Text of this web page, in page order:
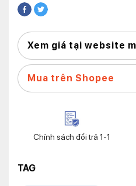
Xem giá tại website
Mua trên Shopee
Chính sách đổi trả 1-1
TAG